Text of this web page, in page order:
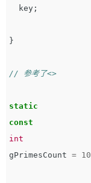
key ;
}
// 参考了<>
static
const
int
gPrimesCount = 10